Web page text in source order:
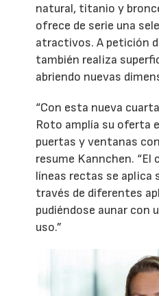
natural, titanio y
ofrece de serie una
atractivos. A petición
también realiza
abriendo nuevas
“Con esta nueva
Roto amplía su oferta
puertas y ventanas
resume Kannchen. “El
líneas rectas se
través de diferentes
pudiéndose aunar con
uso.”